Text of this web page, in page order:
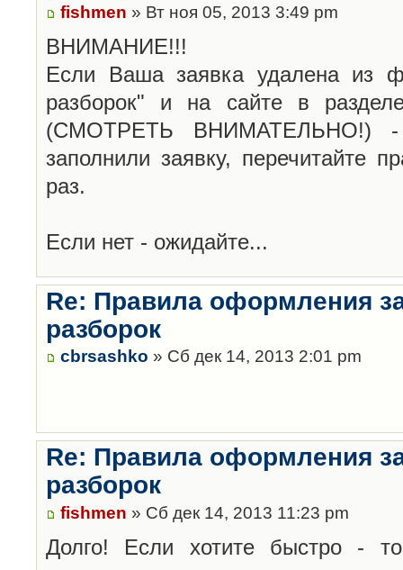
fishmen » Вт ноя 05, 2013 3:49 pm
ВНИМАНИЕ!!!
Если Ваша заявка удалена из
разборок" и на сайте в
(СМОТРЕТЬ ВНИМАТЕЛЬНО!)
заполнили заявку, перечитайте
раз.
Если нет - ожидайте...
Re: Правила оформления
разборок
cbrsashko » Сб дек 14, 2013 2:01 pm
Re: Правила оформления
разборок
fishmen » Сб дек 14, 2013 11:23 pm
Долго! Если хотите быстро -